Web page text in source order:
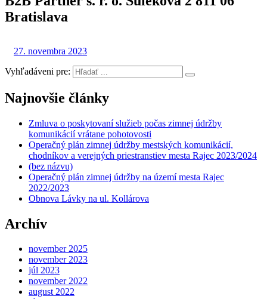
Bratislava
27. novembra 2023
Vyhľadáveni pre:
Najnovšie články
Zmluva o poskytovaní služieb počas zimnej údržby
komunikácií vrátane pohotovosti
Operačný plán zimnej údržby mestských komunikácií,
chodníkov a verejných priestranstiev mesta Rajec 2023/2024
(bez názvu)
Operačný plán zimnej údržby na území mesta Rajec
2022/2023
Obnova Lávky na ul. Kollárova
Archív
november 2025
november 2023
júl 2023
november 2022
august 2022